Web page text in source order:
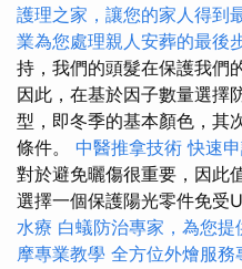
護理之家，讓您的家人得到
業為您處理親人安葬的最後
持，我們的頭髮在保護我們
因此，在基於因子數量選擇
型，即冬季的基本顏色，其
條件。 中醫推拿技術 快速
對於避免曬傷很重要，因此
選擇一個保護陽光零件免受
水療 白蟻防治專家，為您
摩專業教學 全方位外燴服務